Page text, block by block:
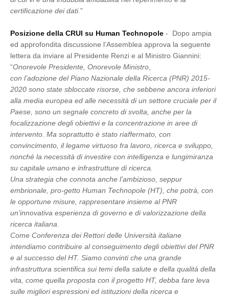
certificazione dei dati.”
Posizione della CRUI su Human Technopole - Dopo ampia
ed approfondita discussione l’Assemblea approva la seguente
lettera da inviare al Presidente Renzi e al Ministro Giannini:
“Onorevole Presidente, Onorevole Ministro
con l’adozione del Piano Nazionale della Ricerca (PNR) 2015-
2020 sono state sbloccate risorse, che sebbene ancora inferiori
alla media europea ed alle necessità di un settore cruciale per il
Paese, sono un segnale concreto di svolta, anche per la
focalizzazione degli obiettivi e la concentrazione in aree di
intervento. Ma soprattutto è stato riaffermato, con
convincimento, il legame virtuoso fra lavoro, ricerca e sviluppo,
nonché la necessità di investire con intelligenza e lungimiranza
su capitale umano e infrastrutture di ricerca.
Una strategia che connota anche l’ambizioso, seppur
embrionale, pro-getto Human Technopole (HT), che potrà, con
le opportune misure, rappresentare insieme al PNR
un’innovativa esperienza di governo e di valorizzazione della
ricerca italiana.
Come Conferenza dei Rettori delle Università italiane
intendiamo contribuire al conseguimento degli obiettivi del PNR
e al successo del HT. Siamo convinti che una grande
infrastruttura scientifica sui temi della salute e della qualità della
vita, come quella proposta con il progetto HT, debba fare leva
sulle migliori espressioni ed istituzioni della ricerca e